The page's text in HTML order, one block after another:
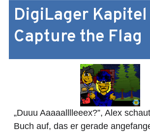
DigiLager Kapitel
Capture the Flag
„Duuu Aaaaalllleeex?”, Alex
Buch auf, das er gerade